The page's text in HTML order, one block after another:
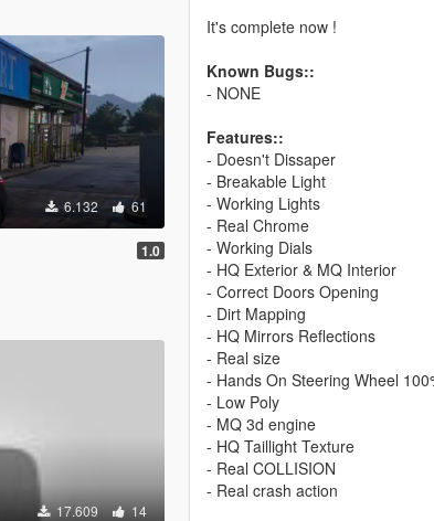
6.132 61
1.0
17.609 14
It's complete now !
Known Bugs::
- NONE
Features::
- Doesn't Dissaper
- Breakable Light
- Working Lights
- Real Chrome
- Working Dials
- HQ Exterior & MQ Interior
- Correct Doors Opening
- Dirt Mapping
- HQ Mirrors Reflections
- Real size
- Hands On Steering Wheel
- Low Poly
- MQ 3d engine
- HQ Taillight Texture
- Real COLLISION
- Real crash action